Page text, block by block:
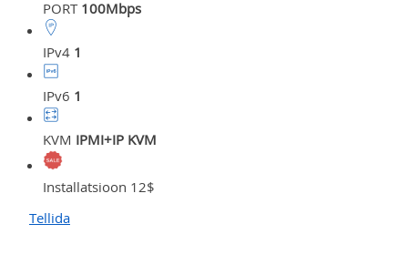
PORT 100Mbps
IPv4 1
IPv6 1
KVM IPMI+IP KVM
Installatsioon 12$
Tellida